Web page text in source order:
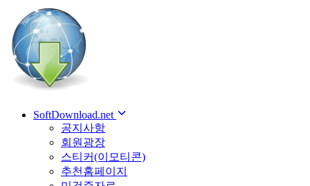
SoftDownload.net
공지사항
회원광장
스티커(이모티콘)
추천홈페이지